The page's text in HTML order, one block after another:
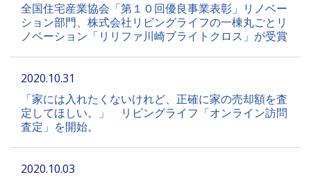
全国住宅産業協会「第１０回優良事業表彰」リノベー
ション部門、株式会社リビングライフの一棟丸ごとリ
ノベーション「リリファ川崎ブライトクロス」が受賞
2020.10.31
「家には入れたくないけれど、正確に家の売却額を査
定してほしい。」 リビングライフ「オンライン訪問
査定」を開始。
2020.10.03